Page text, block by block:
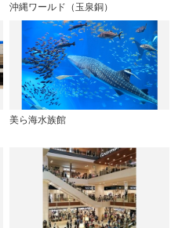
沖縄ワールド（玉泉銅）
美ら海水族館